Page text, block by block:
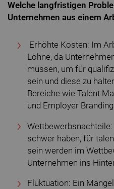
Welche langfristigen
Unternehmen aus einem
Erhöhte Kosten: Im
Löhne, da
müssen, um für
sein und diese zu
Bereiche wie Talent
und Employer
schwer haben, für
sein werden im
Unternehmen ins
Fluktuation: Ein